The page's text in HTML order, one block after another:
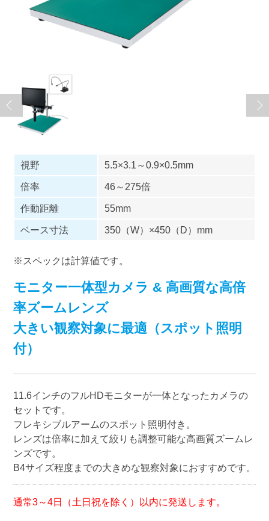
視野
5.5×3.1～0.9×0.5mm
倍率
46～275倍
作動距離
55mm
ベース寸法
350（W）×450（D）mm
※スペックは計算値です。
モニター一体型カメラ & 高画質な高倍
率ズームレンズ
大きい観察対象に最適（スポット照明
付）
11.6インチのフルHDモニターが一体となったカメラの
セットです。
フレキシブルアームのスポット照明付き。
レンズは倍率に加えて絞りも調整可能な高画質ズームレ
ンズです。
B4サイズ程度までの大きめな観察対象におすすめです。
通常3～4日（土日祝を除く）以内に発送します。